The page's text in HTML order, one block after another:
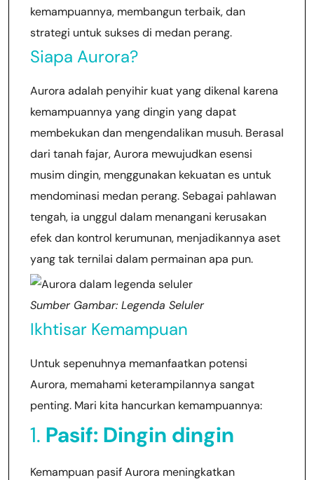
kemampuannya, membangun terbaik, dan
strategi untuk sukses di medan perang.
Siapa Aurora?
Aurora adalah penyihir kuat yang dikenal karena
kemampuannya yang dingin yang dapat
membekukan dan mengendalikan musuh. Berasal
dari tanah fajar, Aurora mewujudkan esensi
musim dingin, menggunakan kekuatan es untuk
mendominasi medan perang. Sebagai pahlawan
tengah, ia unggul dalam menangani kerusakan
efek dan kontrol kerumunan, menjadikannya aset
yang tak ternilai dalam permainan apa pun.
Sumber Gambar: Legenda Seluler
Ikhtisar Kemampuan
Untuk sepenuhnya memanfaatkan potensi
Aurora, memahami keterampilannya sangat
penting. Mari kita hancurkan kemampuannya:
1. Pasif: Dingin dingin
Kemampuan pasif Aurora meningkatkan